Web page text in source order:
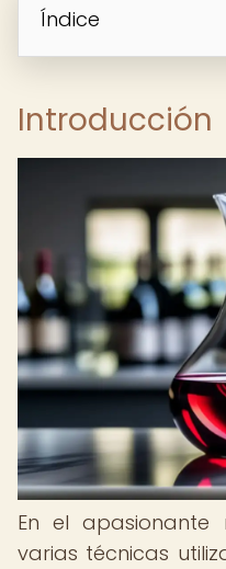
Índice
Introducción
En el apasionante
varias técnicas